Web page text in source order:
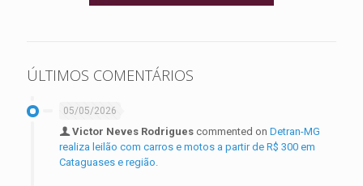
ÚLTIMOS COMENTÁRIOS
05/05/2026
Victor Neves Rodrigues commented on Detran-MG
realiza leilão com carros e motos a partir de R$ 300 em
Cataguases e região.